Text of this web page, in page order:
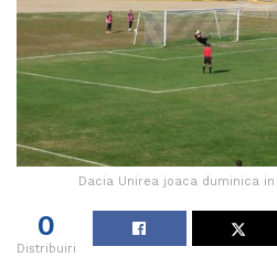
Dacia Unirea joaca duminica
0
Distribuiri